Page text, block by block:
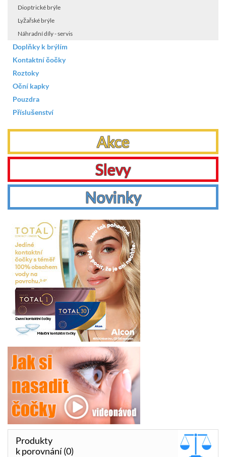
Dioptrické brýle
Lyžařské brýle
Náhradní díly - servis
Doplňky k brýlím
Kontaktní čočky
Roztoky
Oční kapky
Pouzdra
Příslušenství
Akce
Slevy
Novinky
Produkty
k porovnání (0)